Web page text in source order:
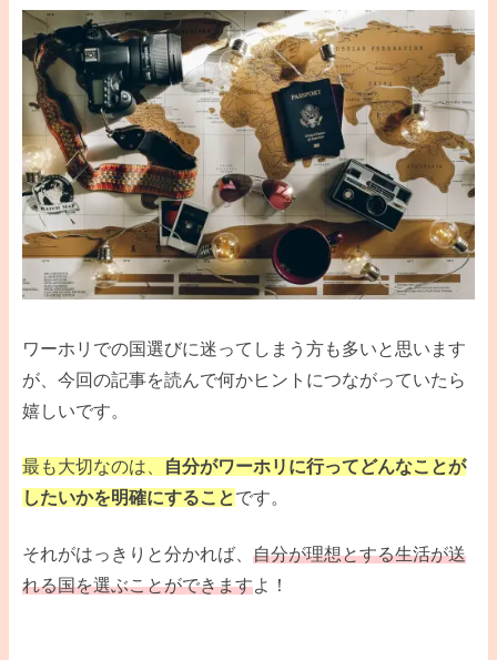
ワーホリでの国選びに迷ってしまう方も多いと思います
が、今回の記事を読んで何かヒントにつながっていたら
嬉しいです。
最も大切なのは、
自分がワーホリに行ってどんなことが
したいかを明確にすることです。
それがはっきりと分かれば、 自分が理想とする生活が送
れる国を選ぶことができますよ！